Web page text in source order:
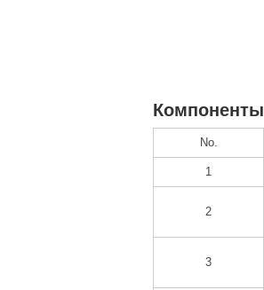
Компоненты
No.
1
2
3